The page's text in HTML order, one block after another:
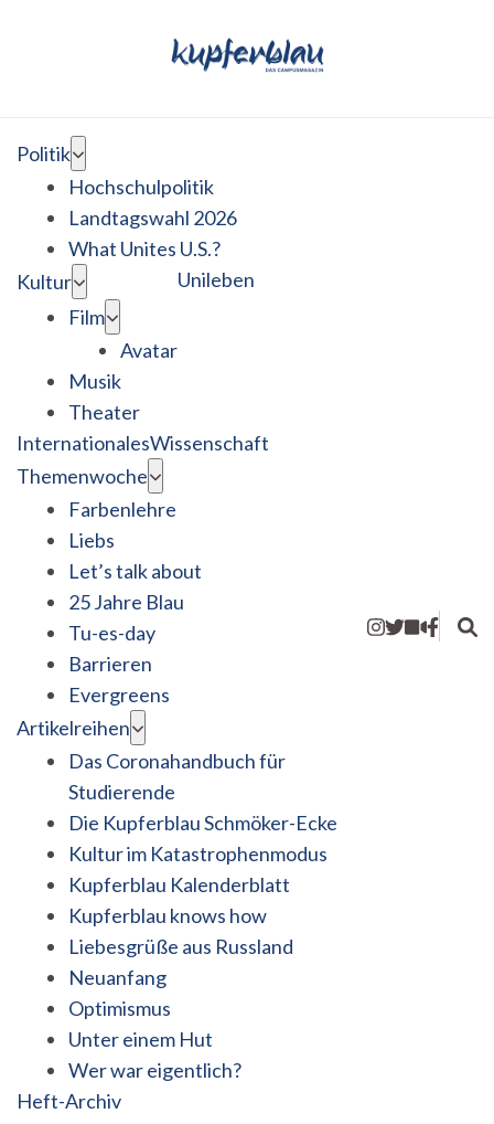
Politik
Hochschulpolitik
Landtagswahl 2026
What Unites U.S.?
Kultur
Film
Avatar
Musik
Theater
Unileben
InternationalesWissenschaft
Themenwoche
Farbenlehre
Liebs
Let’s talk about
25 Jahre Blau
Tu-es-day
Barrieren
Evergreens
Artikelreihen
Das Coronahandbuch für
Studierende
Die Kupferblau Schmöker-Ecke
Kultur im Katastrophenmodus
Kupferblau Kalenderblatt
Kupferblau knows how
Liebesgrüße aus Russland
Neuanfang
Optimismus
Unter einem Hut
Wer war eigentlich?
Heft-Archiv